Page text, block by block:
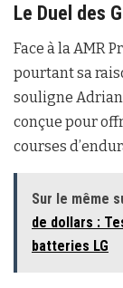
Le Duel des
Face à la AMR
pourtant sa
souligne Adrian
conçue pour
courses
Sur le même
de dollars :
batteries LG